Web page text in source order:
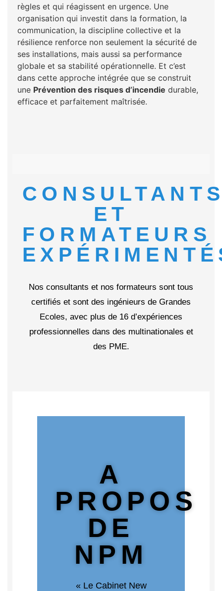
règles et qui réagissent en urgence. Une
organisation qui investit dans la formation, la
communication, la discipline collective et la
résilience renforce non seulement la sécurité de
ses installations, mais aussi sa performance
globale et sa stabilité opérationnelle. Et c’est
dans cette approche intégrée que se construit
une Prévention des risques d’incendie durable,
efficace et parfaitement maîtrisée.
ET
FORMATEURS
Nos consultants et nos formateurs sont tous
certifiés et sont des ingénieurs de Grandes
Ecoles, avec plus de 16 d’expériences
professionnelles dans des multinationales et
des PME.
A
PROPOS
DE
NPM
« Le Cabinet New